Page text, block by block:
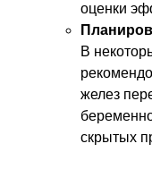
оценки
В
желез
скрытых